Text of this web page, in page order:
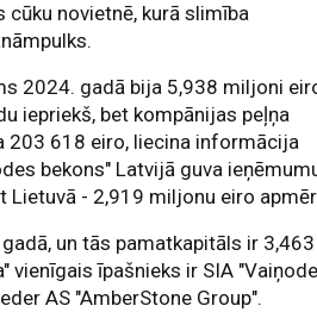
novietnē, kurā slimība
2024. gadā bija 5,938 miljoni
iepriekš, bet kompānijas peļņa
203 618 eiro, liecina informācija
bekons" Latvijā guva
Lietuvā - 2,919 miljonu eiro
un tās pamatkapitāls ir 3,463
vienīgais īpašnieks ir SIA
AS "AmberStone Group".